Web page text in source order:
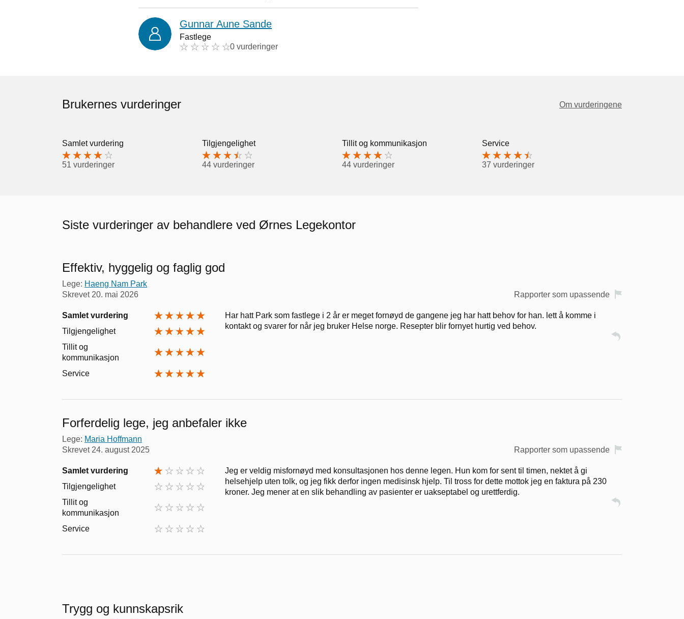
Gunnar Aune Sande
Fastlege
0 vurderinger
Brukernes vurderinger Om vurderingene
Samlet vurdering
51 vurderinger
Tilgjengelighet
44 vurderinger
Tillit og kommunikasjon
44 vurderinger
Service
37 vurderinger
Siste vurderinger av behandlere ved Ørnes Legekontor
Effektiv, hyggelig og faglig god
Lege: Haeng Nam Park
Skrevet 20. mai 2026 Rapporter som upassende
Samlet vurdering
Tilgjengelighet
Tillit og
kommunikasjon
Service
Har hatt Park som fastlege i 2 år er meget fornøyd de gangene jeg har hatt behov for han. lett å komme i
kontakt og svarer for når jeg bruker Helse norge. Resepter blir fornyet hurtig ved behov.
Forferdelig lege, jeg anbefaler ikke
Lege: Maria Hoffmann
Skrevet 24. august 2025 Rapporter som upassende
Samlet vurdering
Tilgjengelighet
Tillit og
kommunikasjon
Service
Jeg er veldig misfornøyd med konsultasjonen hos denne legen. Hun kom for sent til timen, nektet å gi
helsehjelp uten tolk, og jeg fikk derfor ingen medisinsk hjelp. Til tross for dette mottok jeg en faktura på 230
kroner. Jeg mener at en slik behandling av pasienter er uakseptabel og urettferdig.
Trygg og kunnskapsrik